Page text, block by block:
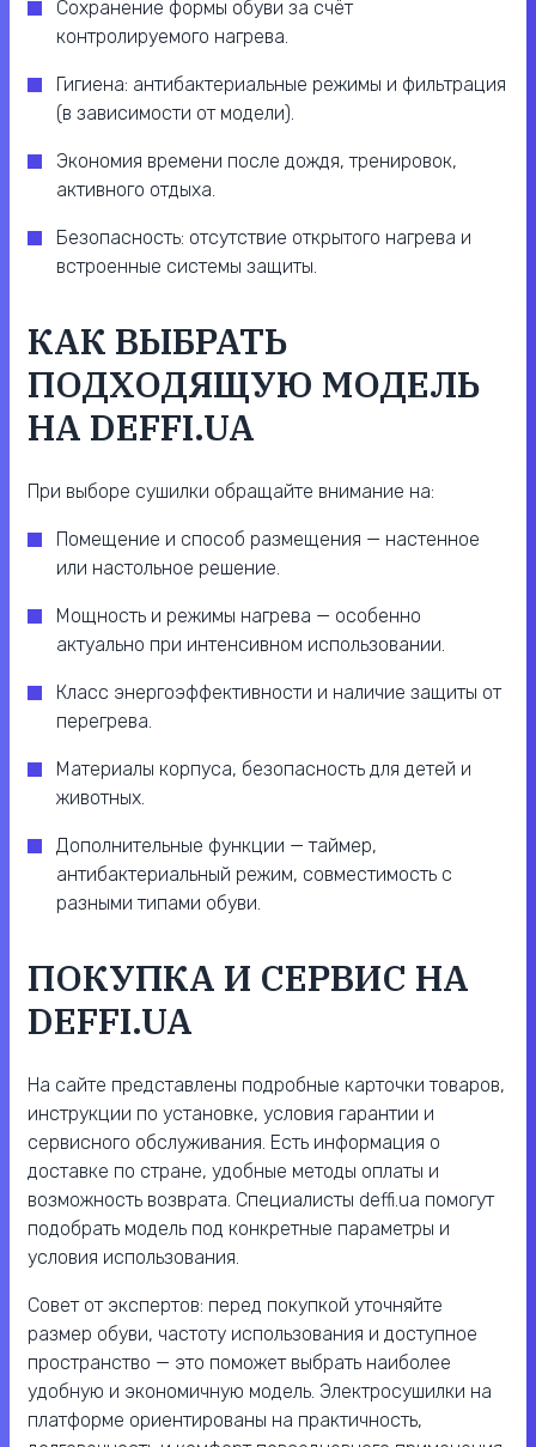
Сохранение формы обуви за счёт
контролируемого нагрева.
Гигиена: антибактериальные режимы и фильтрация
(в зависимости от модели).
Экономия времени после дождя, тренировок,
активного отдыха.
Безопасность: отсутствие открытого нагрева и
встроенные системы защиты.
КАК ВЫБРАТЬ
ПОДХОДЯЩУЮ МОДЕЛЬ
НА DEFFI.UA
При выборе сушилки обращайте внимание на:
Помещение и способ размещения — настенное
или настольное решение.
Мощность и режимы нагрева — особенно
актуально при интенсивном использовании.
Класс энергоэффективности и наличие защиты от
перегрева.
Материалы корпуса, безопасность для детей и
животных.
Дополнительные функции — таймер,
антибактериальный режим, совместимость с
разными типами обуви.
ПОКУПКА И СЕРВИС НА
DEFFI.UA
На сайте представлены подробные карточки товаров,
инструкции по установке, условия гарантии и
сервисного обслуживания. Есть информация о
доставке по стране, удобные методы оплаты и
возможность возврата. Специалисты deffi.ua помогут
подобрать модель под конкретные параметры и
условия использования.
Совет от экспертов: перед покупкой уточняйте
размер обуви, частоту использования и доступное
пространство — это поможет выбрать наиболее
удобную и экономичную модель. Электросушилки на
платформе ориентированы на практичность,